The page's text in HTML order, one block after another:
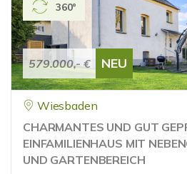
579.000,- € NEU
360°
Wiesbaden
CHARMANTES UND GUT
EINFAMILIENHAUS MIT
UND GARTENBEREICH